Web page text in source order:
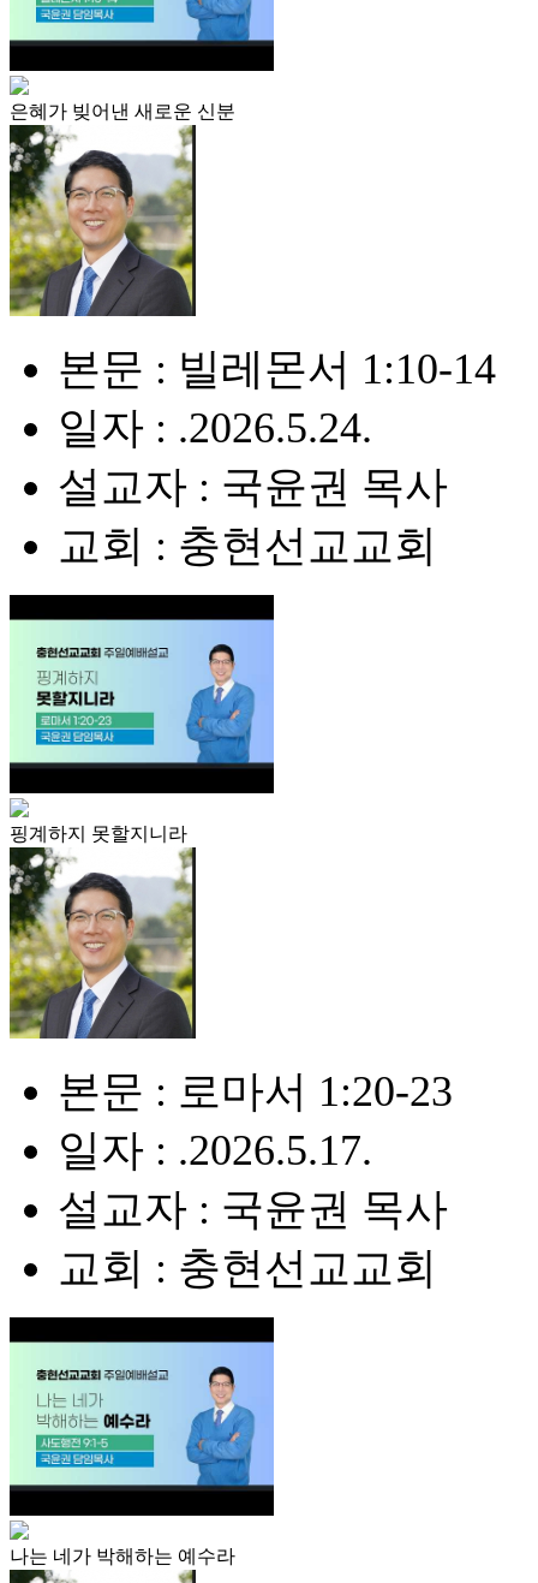
은혜가 빚어낸 새로운 신분
본문 : 빌레몬서 1:10-14
일자 : .2026.5.24.
설교자 : 국윤권 목사
교회 : 충현선교교회
핑계하지 못할지니라
본문 : 로마서 1:20-23
일자 : .2026.5.17.
설교자 : 국윤권 목사
교회 : 충현선교교회
나는 네가 박해하는 예수라